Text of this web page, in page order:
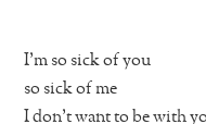
I’m so sick of you
so sick of me
I don’t want to be with